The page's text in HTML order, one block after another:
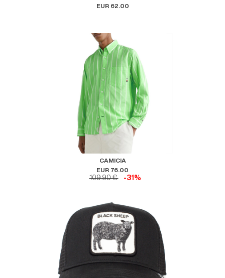
EUR 62.00
CAMICIA
EUR 76.00
109.90 € -31%